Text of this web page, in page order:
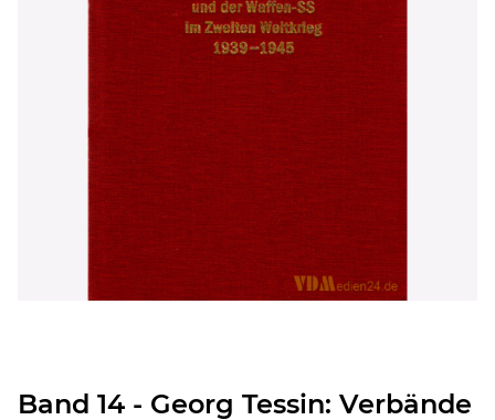
Band 14 - Georg Tessin: Verbände